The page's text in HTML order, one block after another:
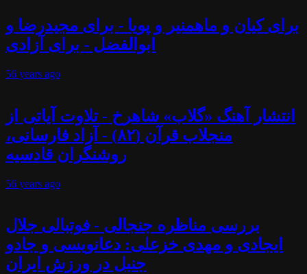
برای کیان و ماهمنیر و پویا - برای مجیدرضا و
ابوالفضل - برای آزادی
56 years ago
انتشار آهنگ «گلاب» شاهرخ - تلاوت آیاتی از
منجلاب قرآن (۸۲) - آزاد فارسانی،
روشنگران قادسیه
56 years ago
بررسی مناظره جنجالی - فوتبالی جلال
ایجادی و مهدی خزعلی: دعانویسی و جادو
جنبل در ورزش ایران